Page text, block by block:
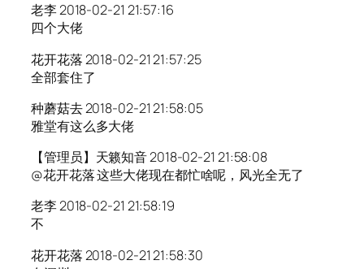
老李 2018-02-21 21:57:16
四个大佬
花开花落 2018-02-21 21:57:25
全部套住了
种蘑菇去 2018-02-21 21:58:05
雅堂有这么多大佬
【管理员】天籁知音 2018-02-21 21:58:08
@花开花落 这些大佬现在都忙啥呢，风光全无了
老李 2018-02-21 21:58:19
不
花开花落 2018-02-21 21:58:30